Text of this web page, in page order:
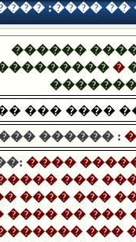
:���� ��
������
�
��� ����
������ :
����
���
���� ���
���� �� ���
���